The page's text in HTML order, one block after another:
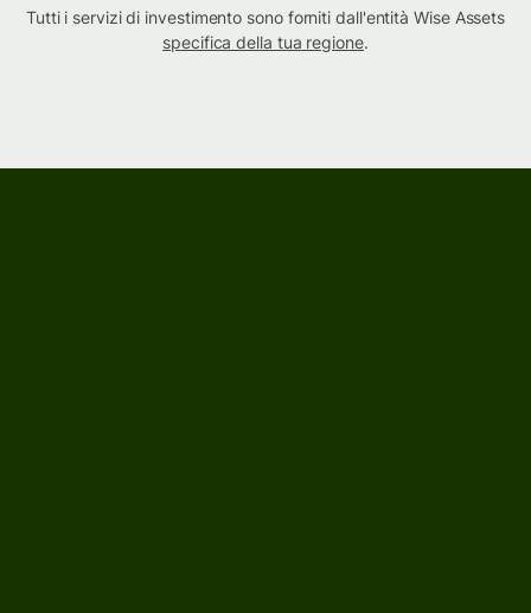
Tutti i servizi di investimento sono forniti dall'entità Wise Assets
specifica della tua regione.